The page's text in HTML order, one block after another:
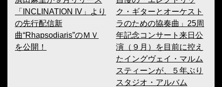
「INCLINATION IV」より
の先行配信新
曲“Rhapsodiaris”のＭＶ
を公開！
ク・ギターとオーケスト
ラのための協奏曲」25周
年記念コンサート来日公
演（９月）を目前に控え
たイングヴェイ・マルム
スティーンが、５年ぶり
スタジオ・アルバム